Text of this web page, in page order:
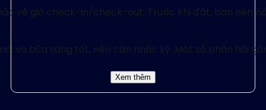
về giờ check-in/check-out. Trước khi đặt, bạn nên
và bữa sáng tốt, nên cân nhắc kỹ. Một số phản hồi
Xem thêm